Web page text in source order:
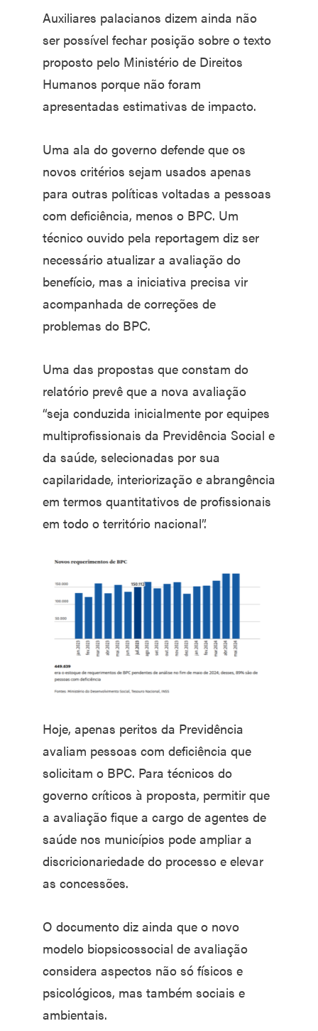
Auxiliares palacianos dizem ainda não
ser possível fechar posição sobre o texto
proposto pelo Ministério de Direitos
Humanos porque não foram
apresentadas estimativas de impacto.
Uma ala do governo defende que os
novos critérios sejam usados apenas
para outras políticas voltadas a pessoas
com deficiência, menos o BPC. Um
técnico ouvido pela reportagem diz ser
necessário atualizar a avaliação do
benefício, mas a iniciativa precisa vir
acompanhada de correções de
problemas do BPC.
Uma das propostas que constam do
relatório prevê que a nova avaliação
“seja conduzida inicialmente por equipes
multiprofissionais da Previdência Social e
da saúde, selecionadas por sua
capilaridade, interiorização e abrangência
em termos quantitativos de profissionais
em todo o território nacional”.
Hoje, apenas peritos da Previdência
avaliam pessoas com deficiência que
solicitam o BPC. Para técnicos do
governo críticos à proposta, permitir que
a avaliação fique a cargo de agentes de
saúde nos municípios pode ampliar a
discricionariedade do processo e elevar
as concessões.
O documento diz ainda que o novo
modelo biopsicossocial de avaliação
considera aspectos não só físicos e
psicológicos, mas também sociais e
ambientais.